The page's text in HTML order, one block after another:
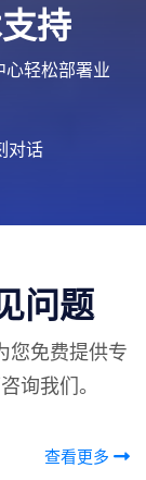
持
心轻松部署业
对话
问题
您免费提供专
询我们。
查看更多